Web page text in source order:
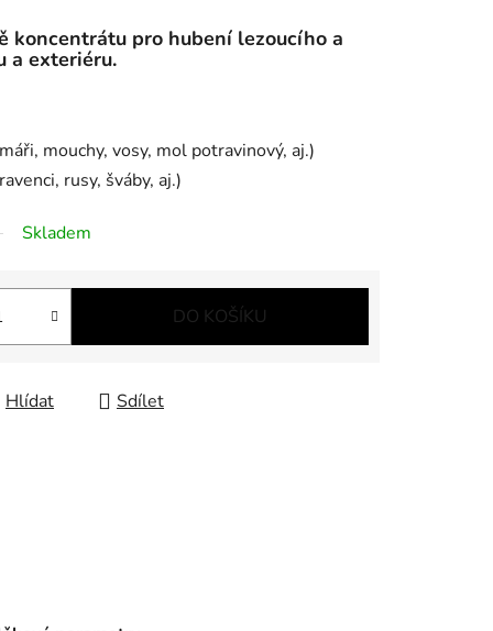
koncentrátu pro hubení lezoucího a
a exteriéru.
mouchy, vosy, mol potravinový, aj.)
rusy, šváby, aj.)
Skladem
DO KOŠÍKU
Hlídat Sdílet